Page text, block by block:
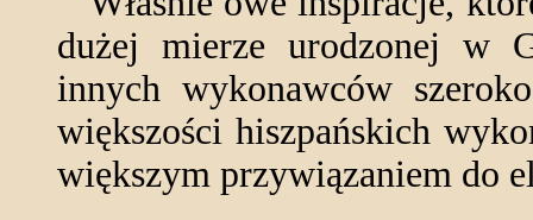
dużej mierze urodzonej w
innych wykonawców
większości hiszpańskich
większym przywiązaniem do